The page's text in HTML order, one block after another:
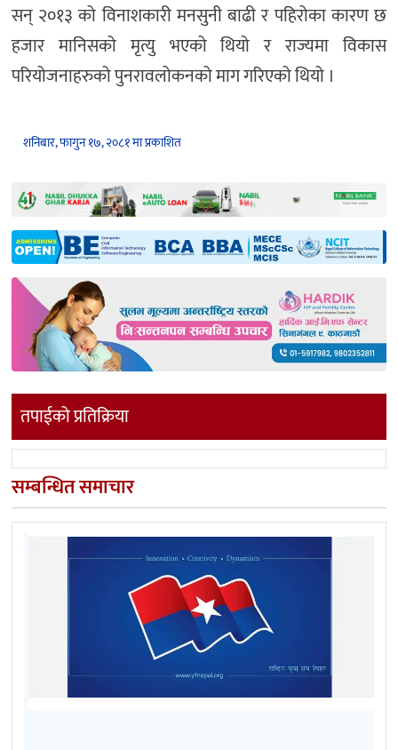
सन् २०१३ को विनाशकारी मनसुनी बाढी र पहिरोका कारण छ
हजार मानिसको मृत्यु भएको थियो र राज्यमा विकास
परियोजनाहरुको पुनरावलोकनको माग गरिएको थियो ।
शनिबार, फागुन १७, २०८१ मा प्रकाशित
तपाईको प्रतिक्रिया
सम्बन्धित समाचार